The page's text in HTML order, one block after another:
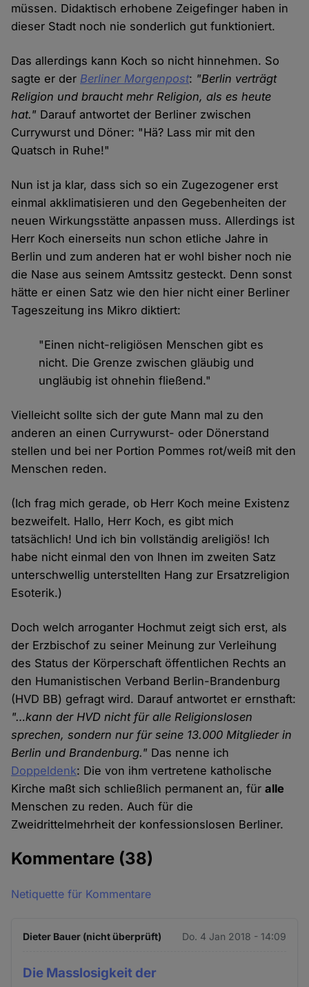
müssen. Didaktisch erhobene Zeigefinger haben in
dieser Stadt noch nie sonderlich gut funktioniert.
Das allerdings kann Koch so nicht hinnehmen. So
sagte er der Berliner Morgenpost: "Berlin verträgt
Religion und braucht mehr Religion, als es heute
hat." Darauf antwortet der Berliner zwischen
Currywurst und Döner: "Hä? Lass mir mit den
Quatsch in Ruhe!"
Nun ist ja klar, dass sich so ein Zugezogener erst
einmal akklimatisieren und den Gegebenheiten der
neuen Wirkungsstätte anpassen muss. Allerdings ist
Herr Koch einerseits nun schon etliche Jahre in
Berlin und zum anderen hat er wohl bisher noch nie
die Nase aus seinem Amtssitz gesteckt. Denn sonst
hätte er einen Satz wie den hier nicht einer Berliner
Tageszeitung ins Mikro diktiert:
"Einen nicht-religiösen Menschen gibt es
nicht. Die Grenze zwischen gläubig und
ungläubig ist ohnehin fließend."
Vielleicht sollte sich der gute Mann mal zu den
anderen an einen Currywurst- oder Dönerstand
stellen und bei ner Portion Pommes rot/weiß mit den
Menschen reden.
(Ich frag mich gerade, ob Herr Koch meine Existenz
bezweifelt. Hallo, Herr Koch, es gibt mich
tatsächlich! Und ich bin vollständig areligiös! Ich
habe nicht einmal den von Ihnen im zweiten Satz
unterschwellig unterstellten Hang zur Ersatzreligion
Esoterik.)
Doch welch arroganter Hochmut zeigt sich erst, als
der Erzbischof zu seiner Meinung zur Verleihung
des Status der Körperschaft öffentlichen Rechts an
den Humanistischen Verband Berlin-Brandenburg
(HVD BB) gefragt wird. Darauf antwortet er ernsthaft:
"…kann der HVD nicht für alle Religionslosen
sprechen, sondern nur für seine 13.000 Mitglieder in
Berlin und Brandenburg." Das nenne ich
Doppeldenk: Die von ihm vertretene katholische
Kirche maßt sich schließlich permanent an, füralle
Menschen zu reden. Auch für die
Zweidrittelmehrheit der konfessionslosen Berliner.
Kommentare (38)
Netiquette für Kommentare
Dieter Bauer (nicht überprüft) Do. 4 Jan 2018 - 14:09
Die Masslosigkeit der